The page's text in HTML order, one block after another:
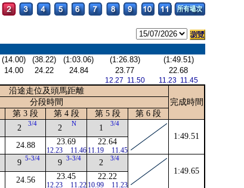
(14.00) (38.22) (1:03.06) (1:26.83)
(1:49.51)
14.00 24.22 24.84 23.77
12.27 11.50
22.68
11.23 11.45
沿途走位及頭馬距離
完成時間
分段時間
第 3 段 第 4 段 第 5 段 第 6 段
2 3/4
24.88
2 N
23.69
12.23 11.46
1 3/4
22.64
11.19 11.45
1:49.51
9 5-3/4
24.56
9 3-3/4
23.45
12.23 11.22
2 3/4
22.22
10.99 11.23
1:49.65